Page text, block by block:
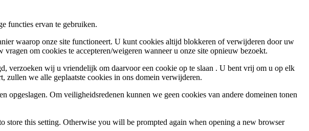
functies ervan te gebruiken.
waarop onze site functioneert. U kunt cookies altijd blokkeren of verwijderen door uw
om cookies te accepteren/weigeren wanneer u onze site opnieuw bezoekt.
verzoeken wij u vriendelijk om daarvoor een cookie op te slaan . U bent vrij om u op elk
zullen we alle geplaatste cookies in ons domein verwijderen.
Om veiligheidsredenen kunnen we geen cookies van andere domeinen tonen
store this setting. Otherwise you will be prompted again when opening a new browser